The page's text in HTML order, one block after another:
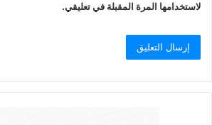
لاستخدامها المرة المقبلة في تعليقي.